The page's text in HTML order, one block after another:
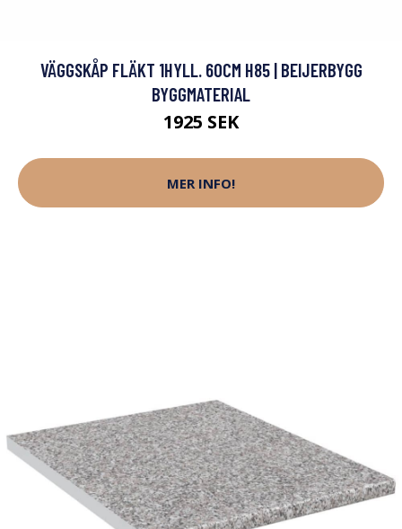
VÄGGSKÅP FLÄKT 1HYLL. 60CM H85 | BEIJERBYGG
BYGGMATERIAL
1925 SEK
MER INFO!